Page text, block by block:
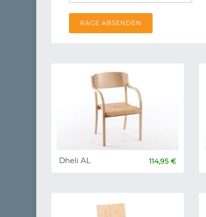
RAGE ABSENDEN
Dheli AL 114,95 €